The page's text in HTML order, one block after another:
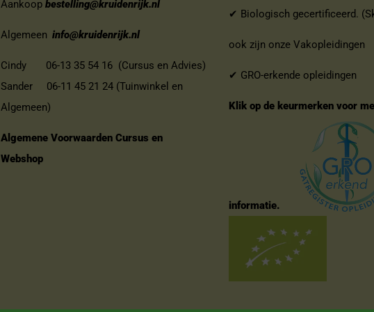
Aankoop bestelling@kruidenrijk.nl
Algemeen info@kruidenrijk.nl
Cindy 06-13 35 54 16 (Cursus en Advies)
Sander 06-11 45 21 24 (Tuinwinkel en
Algemeen)
Algemene Voorwaarden Cursus en
Webshop
✔ Biologisch gecertificeerd.
ook zijn onze Vakopleidingen
✔ GRO-erkende opleidingen
Klik op de keurmerken voor
informatie.